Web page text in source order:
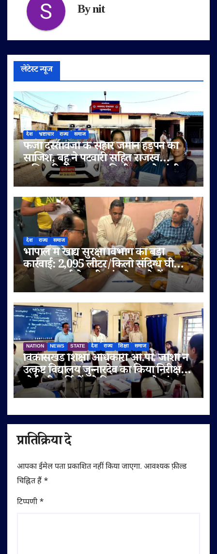
Bynit
लेटेस्ट न्यूज
देश भ्रष्टाचार राज्य समाज
फर्जी दस्तावेजों के सहारे जमीन हड़पने की
साजिश, बहू ने पटवारी सहित राजस्व
अधिकारियों पर लगाए मिलीभगत के गंभीर
आरोप
देश राज्य समाज
भोपाल में खाद्य सुरक्षा विभाग की बड़ी
कार्रवाई: 2,095 लीटर/किलो संदिग्ध घी
जब्त, सप्लाई चेन भी जांच के दायरे में
NATION NEWS STATE देश राज्य शिक्षा समाज
विकासखंड शिक्षा अधिकारी ओ.पी. जोशी ने
उत्कृष्ट विद्यालय जुन्नारदेव का किया निरीक्षण,
बोर्ड परीक्षार्थियों को दिए सफलता के मंत्र
प्रातिक्रिया दे
आपका ईमेल पता प्रकाशित नहीं किया जाएगा. आवश्यक फ़ील्ड
चिह्नित हैं *
टिप्पणी*